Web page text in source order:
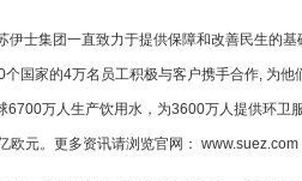
士集团一直致力于提供保障和改善民生的
国家的4万名员工积极与客户携手合作, 为
万人生产饮用水，为3600万人提供环卫
元。更多资讯请浏览官网： www.suez.com